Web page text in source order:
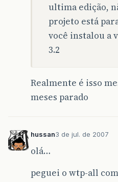
ultima edição,
projeto está
você instalou a
3.2
Realmente é isso
meses parado
hussan3 de jul. de 2007
olá…
peguei o wtp-all